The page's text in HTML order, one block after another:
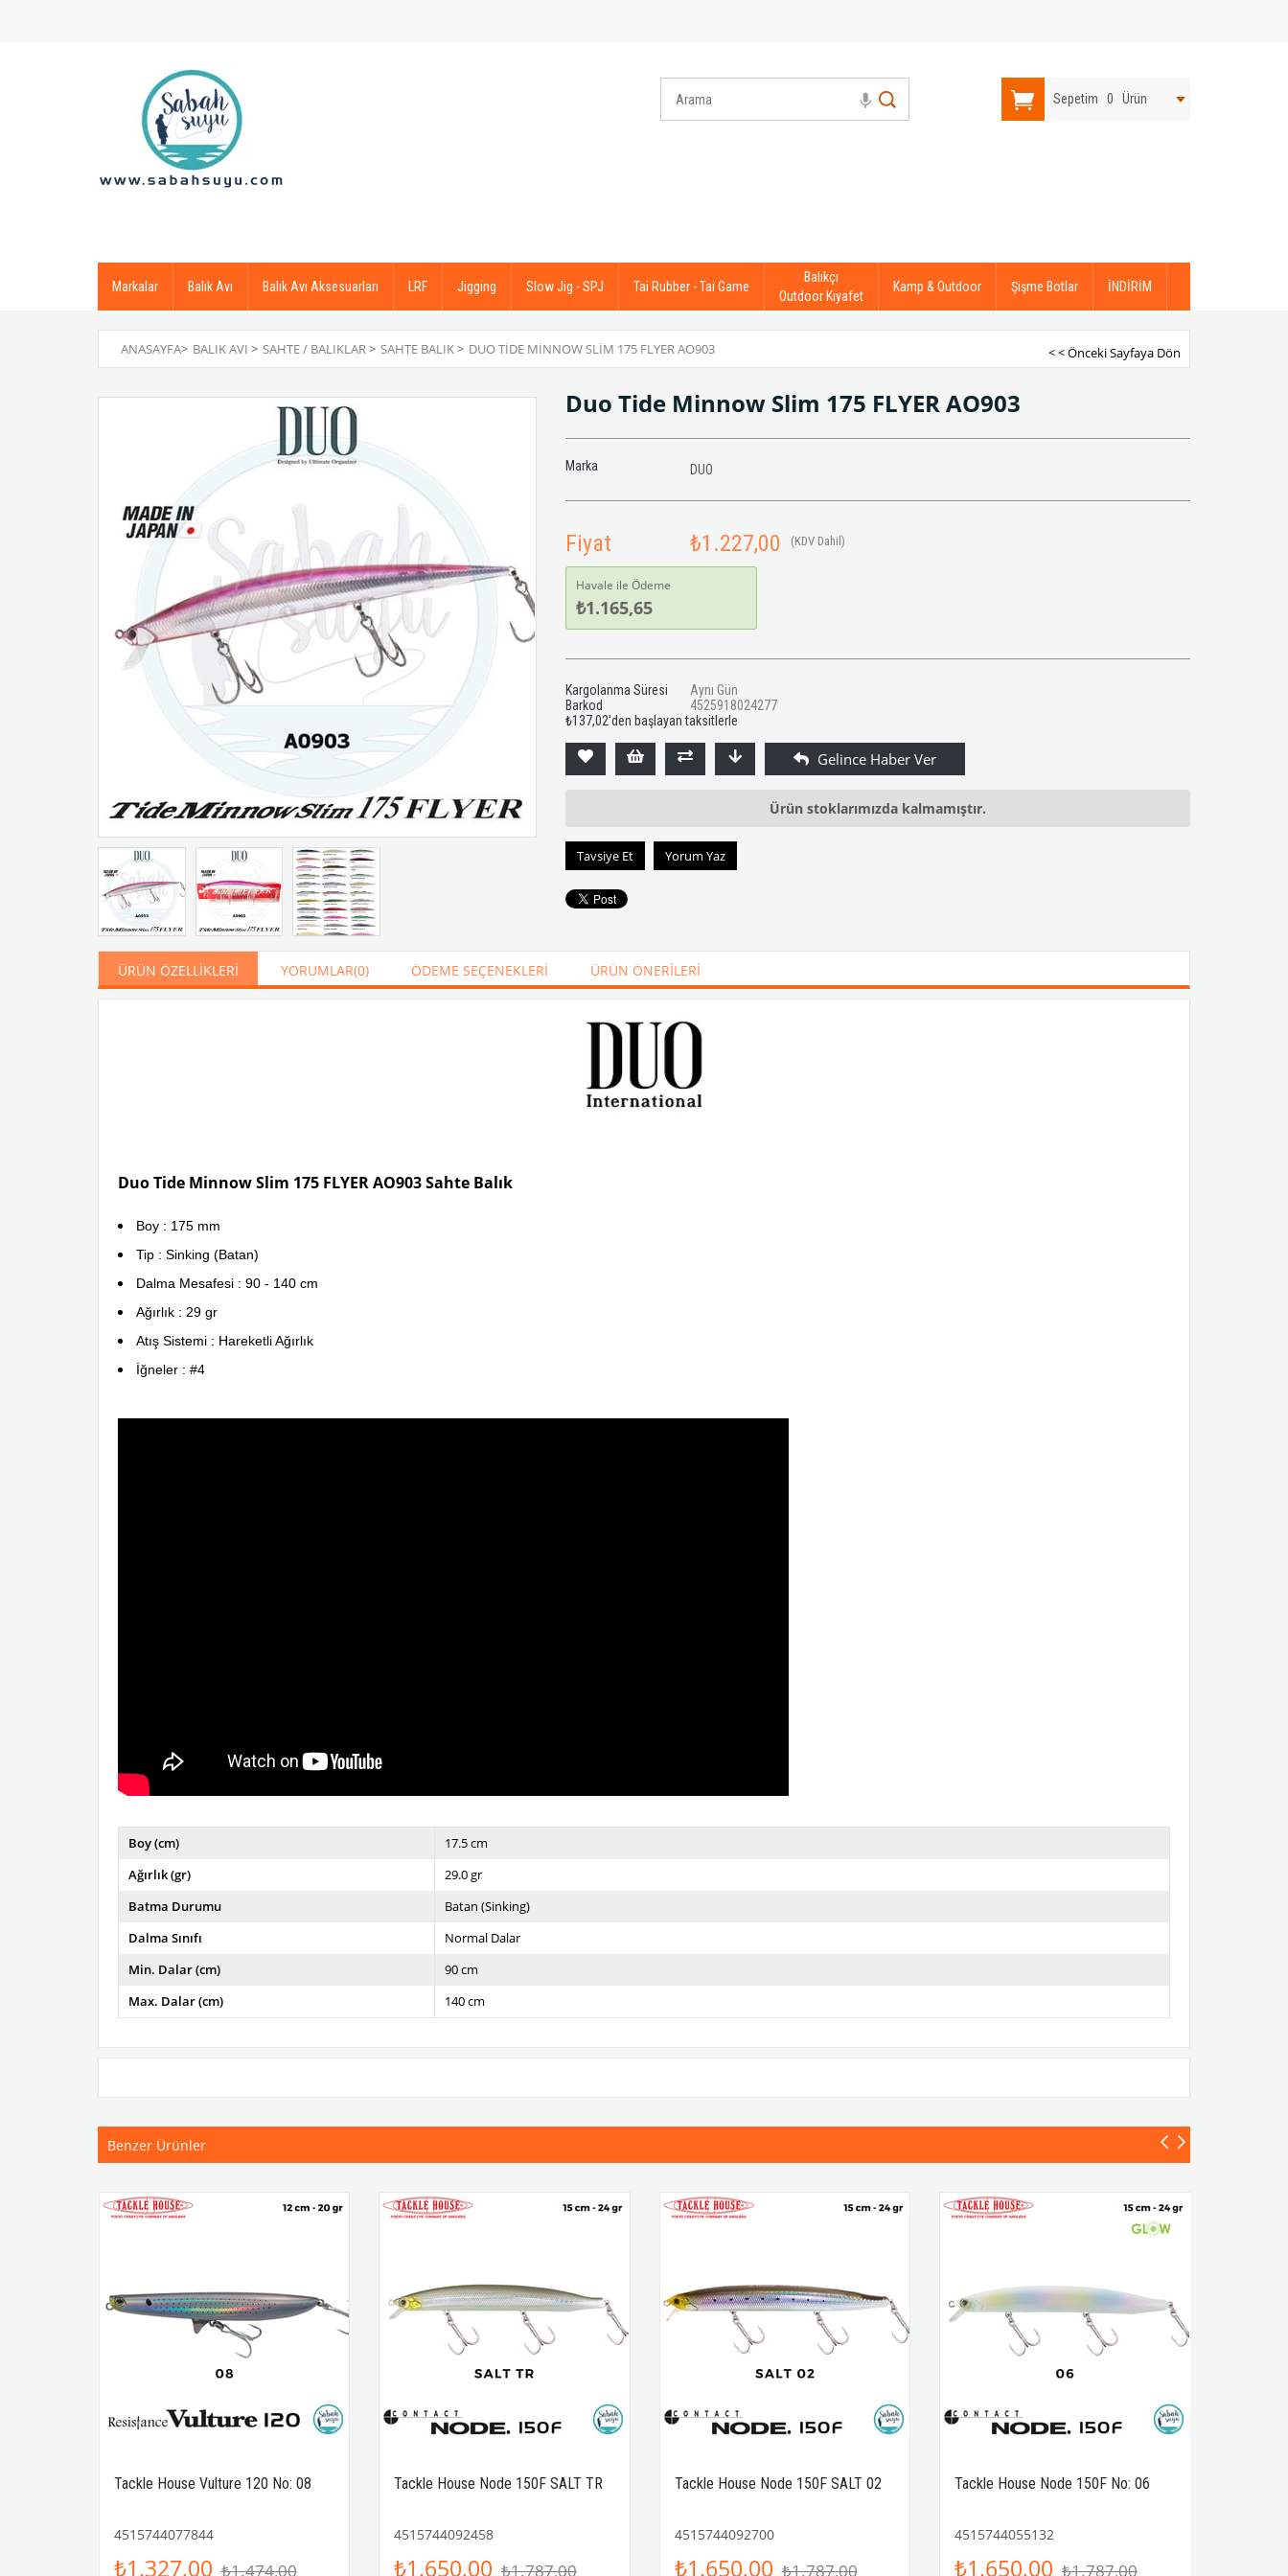
Sepetim 0 Ürün
Markalar Balık Avı Balık Avı Aksesuarları LRF Jigging Slow Jig - SPJ Tai Rubber - Tai Game
Balıkçı
Outdoor Kıyafet
Kamp & Outdoor Şişme Botlar İNDİRİM
ANASAYFA> BALIK AVI > SAHTE / BALIKLAR> SAHTE BALIK> DUO TIDE MINNOW SLIM 175 FLYER AO903 < < Önceki Sayfaya Dön
Duo Tide Minnow Slim 175 FLYER AO903
Marka DUO
Fiyat ₺1.227,00 (KDV Dahil)
Havale ile Ödeme
₺1.165,65
Kargolanma Süresi
Aynı Gün
Barkod
4525918024277
₺137,02'den başlayan taksitlerle
Ürün stoklarımızda kalmamıştır.
Tavsiye Et Yorum Yaz
ÜRÜN ÖZELLIKLERI YORUMLAR(0) ÖDEME SEÇENEKLERI ÜRÜN ÖNERILERI
Duo Tide Minnow Slim 175 FLYER AO903 Sahte Balık
Boy : 175 mm
Tip : Sinking (Batan)
Dalma Mesafesi : 90 - 140 cm
Ağırlık : 29 gr
Atış Sistemi : Hareketli Ağırlık
İğneler : #4
Boy (cm)
17.5 cm
Ağırlık (gr)
29.0 gr
Batma Durumu
Batan (Sinking)
Dalma Sınıfı
Normal Dalar
Min. Dalar (cm)
90 cm
Max. Dalar (cm)
140 cm
Benzer Ürünler
Tackle House Vulture 120 No: 08
4515744077844
₺1.327,00 ₺1.474,00
Tackle House Node 150F SALT TR
4515744092458
₺1.650,00 ₺1.787,00
Tackle House Node 150F SALT 02
4515744092700
₺1.650,00 ₺1.787,00
Tackle House Node 150F No: 06
4515744055132
₺1.650,00 ₺1.787,00